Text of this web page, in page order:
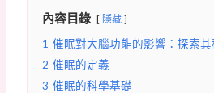
內容目錄 隱藏
1 催眠對大腦功能的影響：探索其
2 催眠的定義
3 催眠的科學基礎